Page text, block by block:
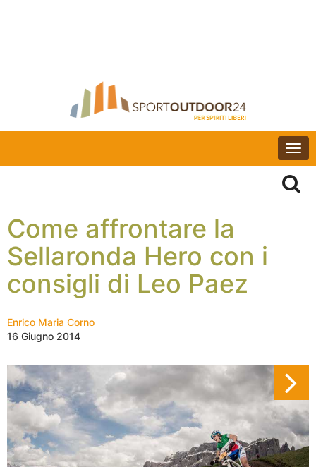
Come affrontare la
Sellaronda Hero con i
consigli di Leo Paez
Enrico Maria Corno
16 Giugno 2014